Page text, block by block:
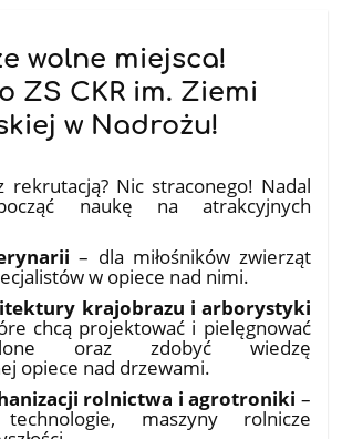
wolne miejsca!
ZS CKR im. Ziemi
w Nadrożu!
rekrutacją? Nic straconego! Nadal
naukę na atrakcyjnych
– dla miłośników zwierząt
w opiece nad nimi.
krajobrazu i arborystyki
chcą projektować i pielęgnować
oraz zdobyć wiedzę
opiece nad drzewami.
rolnictwa i agrotroniki –
technologie, maszyny rolnicze